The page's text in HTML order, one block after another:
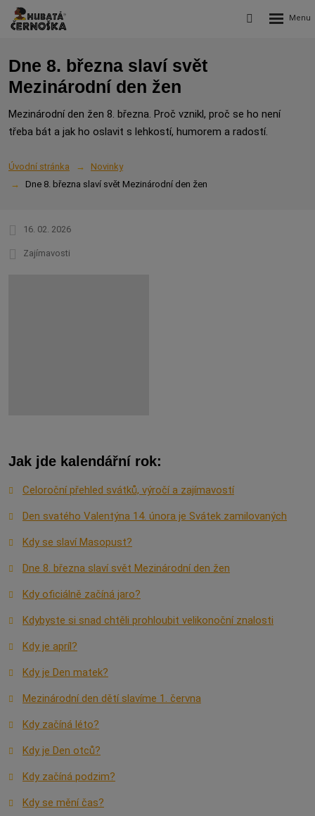
Vyhledávání
Rozbalení
Dne 8. března slaví svět
Mezinárodní den žen
Mezinárodní den žen 8. března. Proč vznikl, proč se ho není
třeba bát a jak ho oslavit s lehkostí, humorem a radostí.
Úvodní stránka
Novinky
Dne 8. března slaví svět Mezinárodní den žen
16. 02. 2026
Zajímavosti
Jak jde kalendářní rok:
Celoroční přehled svátků, výročí a zajímavostí
Den svatého Valentýna 14. února je Svátek zamilovaných
Kdy se slaví Masopust?
Dne 8. března slaví svět Mezinárodní den žen
Kdy oficiálně začíná jaro?
Kdybyste si snad chtěli prohloubit velikonoční znalosti
Kdy je apríl?
Kdy je Den matek?
Mezinárodní den dětí slavíme 1. června
Kdy začíná léto?
Kdy je Den otců?
Kdy začíná podzim?
Kdy se mění čas?